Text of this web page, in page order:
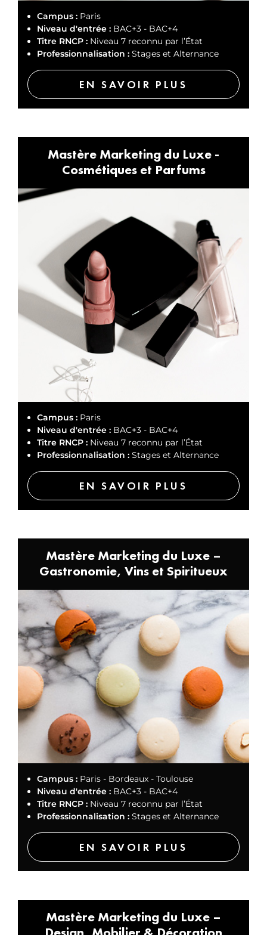
Campus : Paris
Niveau d'entrée : BAC+3 - BAC+4
Titre RNCP : Niveau 7 reconnu par l’État
Professionnalisation : Stages et Alternance
EN SAVOIR PLUS
Mastère Marketing du Luxe -
Cosmétiques et Parfums
Campus : Paris
Niveau d'entrée : BAC+3 - BAC+4
Titre RNCP : Niveau 7 reconnu par l’État
Professionnalisation : Stages et Alternance
EN SAVOIR PLUS
Mastère Marketing du Luxe –
Gastronomie, Vins et Spiritueux
Campus : Paris - Bordeaux - Toulouse
Niveau d'entrée : BAC+3 - BAC+4
Titre RNCP : Niveau 7 reconnu par l’État
Professionnalisation : Stages et Alternance
EN SAVOIR PLUS
Mastère Marketing du Luxe –